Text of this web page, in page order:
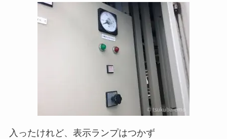
入ったけれど、表示ランプはつかず